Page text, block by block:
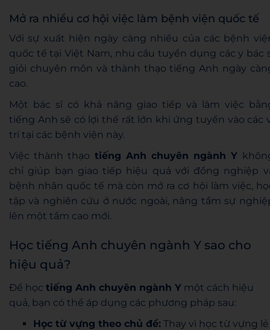
Mở ra nhiều cơ hội việc làm bệnh viện quốc tế
Với sự xuất hiện ngày càng nhiều của các bệnh
quốc tế tại Việt Nam, nhu cầu tuyển dụng các y bác
giỏi chuyên môn và thành thạo tiếng Anh ngày
cao.
Một bác sĩ có khả năng giao tiếp và làm việc
tiếng Anh sẽ có lợi thế rất lớn khi ứng tuyển vào các
trí tại các bệnh viện này.
Việc thành thạo tiếng Anh chuyên ngành Y
chỉ giúp bạn giao tiếp hiệu quả với đồng nghiệp
bệnh nhân quốc tế mà còn mở ra cơ hội làm việc,
tập và nghiên cứu ở nước ngoài, nâng tầm sự
lên một tầm cao mới.
Học tiếng Anh chuyên ngành Y sao cho
hiệu quả?
Để học tiếng Anh chuyên ngành Y một cách hiệu
quả, bạn có thể áp dụng các phương pháp sau:
Học từ vựng theo chủ đề: Thay vì học từ vựng lẻ